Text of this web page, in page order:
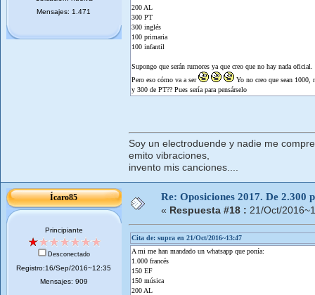
Mensajes: 1.471
200 AL
300 PT
300 inglés
100 primaria
100 infantil
Supongo que serán rumores ya que creo que no hay nada oficial.
Pero eso cómo va a ser
Yo no creo que sean 1000,
y 300 de PT?? Pues sería para pensárselo
Soy un electroduende y nadie me
emito vibraciones,
invento mis canciones....
Ícaro85
Principiante
Desconectado
Registro:16/Sep/2016~12:35
Mensajes: 909
Re: Oposiciones 2017. De 2.300
« Respuesta #18 : 21/Oct/
Cita de: supra en 21/Oct/2016~13:47
A mi me han mandado un whatsapp que ponía:
1.000 francés
150 EF
150 música
200 AL